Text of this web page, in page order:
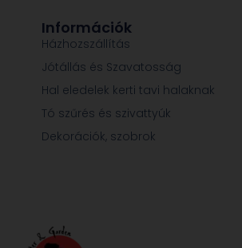
Információk
Házhozszállítás
Jótállás és Szavatosság
Hal eledelek kerti tavi halaknak
Tó szűrés és szivattyúk
Dekorációk, szobrok